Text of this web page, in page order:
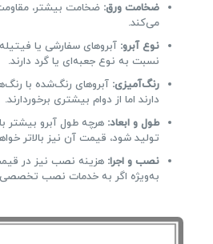
ضخامت ورق: ضخامت بیشتر،
می‌کند.
نوع آبرو: آبروهای سفارشی یا
نسبت به نوع جعبه‌ای یا گرد دارند.
رنگ‌آمیزی: آبروهای رنگ‌شده با
دارند اما از دوام بیشتری برخوردارند.
طول و ابعاد: هرچه طول آبرو بیشتر
تولید شود، قیمت آن نیز بالاتر
نصب و اجرا: هزینه نصب نیز در
به‌ویژه اگر به خدمات نصب تخصصی